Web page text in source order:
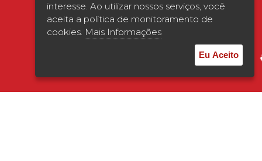
Verificada por
interesse. Ao utilizar nossos serviços, você
aceita a política de monitoramento de
cookies. Mais Informações
Eu Aceito